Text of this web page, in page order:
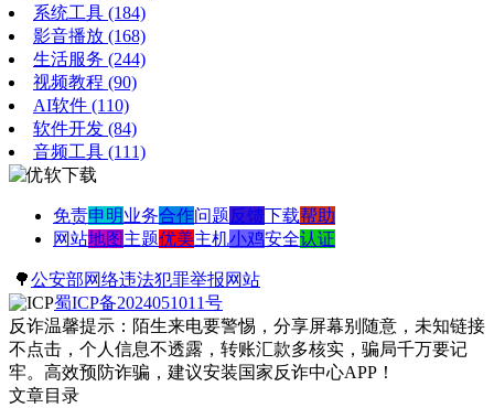
系统工具 (184)
影音播放 (168)
生活服务 (244)
视频教程 (90)
AI软件 (110)
软件开发 (84)
音频工具 (111)
免责申明业务合作问题反馈下载帮助
网站地图 主题优美主机小鸡安全认证
🌳公安部网络违法犯罪举报网站
蜀ICP备2024051011号
反诈温馨提示：陌生来电要警惕，分享屏幕别随意，未知链接
不点击，个人信息不透露，转账汇款多核实，骗局千万要记
牢。高效预防诈骗，建议安装国家反诈中心APP！
文章目录